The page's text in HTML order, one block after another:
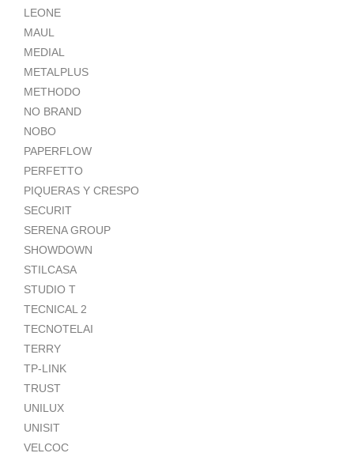
LEONE
MAUL
MEDIAL
METALPLUS
METHODO
NO BRAND
NOBO
PAPERFLOW
PERFETTO
PIQUERAS Y CRESPO
SECURIT
SERENA GROUP
SHOWDOWN
STILCASA
STUDIO T
TECNICAL 2
TECNOTELAI
TERRY
TP-LINK
TRUST
UNILUX
UNISIT
VELCOC